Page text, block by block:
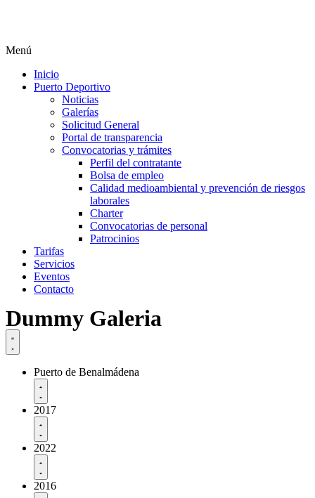
Menú
Inicio
Puerto Deportivo
Noticias
Galerías
Solicitud General
Portal de transparencia
Convocatorias y trámites
Perfil del contratante
Bolsa de empleo
Calidad medioambiental y prevención de riesgos
laborales
Charter
Convocatorias de personal
Patrocinios
Tarifas
Servicios
Eventos
Contacto
Dummy Galeria
Puerto de Benalmádena
2017
2022
2016